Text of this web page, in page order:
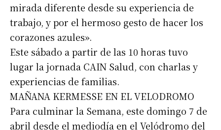
Suscribirme gratis
mirada diferente desde su experiencia de
trabajo, y por el hermoso gesto de hacer los
corazones azules».
Este sábado a partir de las 10 horas tuvo
lugar la jornada CAIN Salud, con charlas y
experiencias de familias.
MAÑANA KERMESSE EN EL VELODROMO
Para culminar la Semana, este domingo 7 de
abril desde el mediodía en el Velódromo del